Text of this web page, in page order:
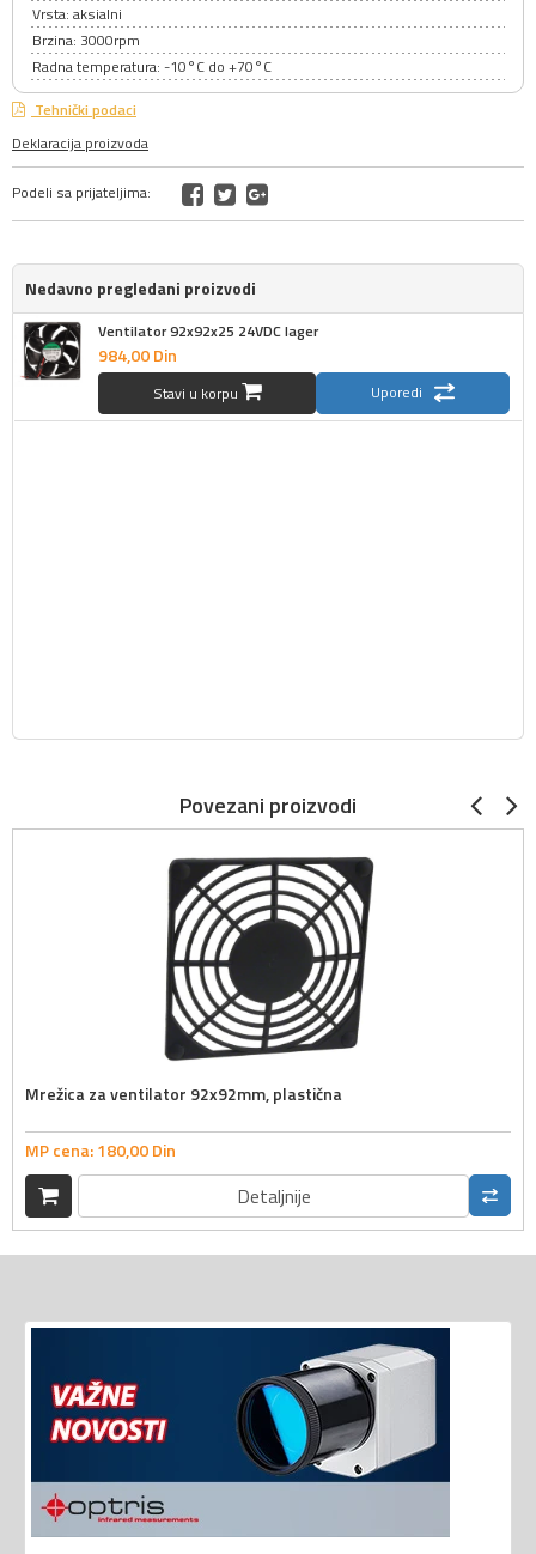
Vrsta: aksialni
Brzina: 3000rpm
Radna temperatura: -10°C do +70°C
Tehnički podaci
Deklaracija proizvoda
Podeli sa prijateljima:
Nedavno pregledani proizvodi
Ventilator 92x92x25 24VDC lager
984,00Din
Stavi u korpu Uporedi
Povezani proizvodi
Mrežica za ventilator 92x92mm, plastična
MP cena:180,00Din
Detaljnije